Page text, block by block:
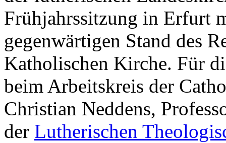
Frühjahrssitzung in Erfurt
gegenwärtigen Stand des
Katholischen Kirche. Für
beim Arbeitskreis der
Christian Neddens,
der Lutherischen